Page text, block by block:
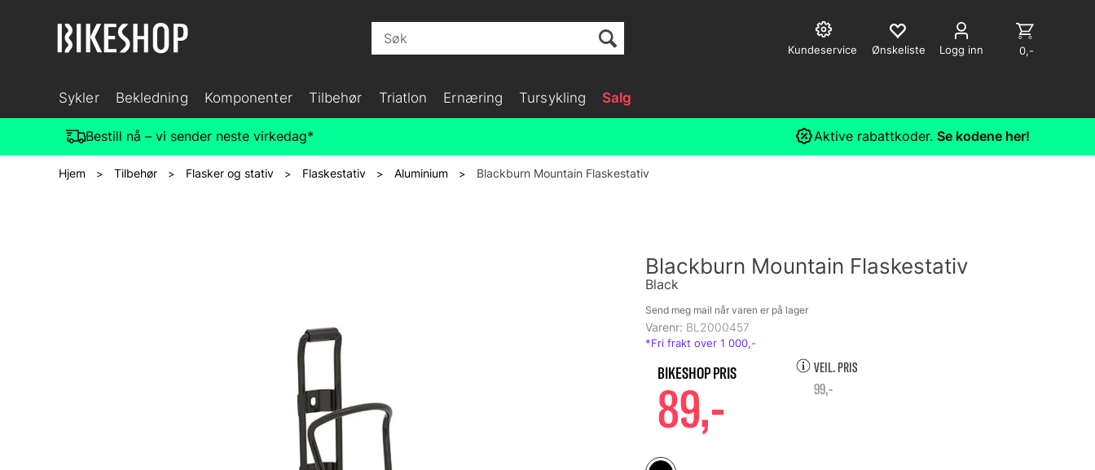
Logg inn
Kundeservice 0,-
Sykler Bekledning Komponenter Tilbehør Triatlon Ernæring Tursykling Salg
Bestill nå – vi sender neste virkedag* Aktive rabattkoder. Se kodene her!
Hjem > Tilbehør > Flasker og stativ > Flaskestativ > Aluminium > Blackburn Mountain Flaskestativ
Blackburn Mountain Flaskestativ
Black
Varenr: BL2000457
89,-
VEIL. PRIS
99,-
Send meg mail når varen er på lager